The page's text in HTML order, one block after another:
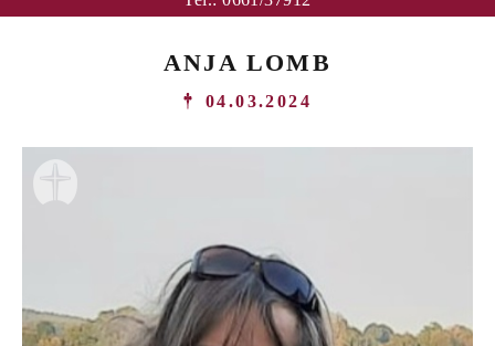
ANJA LOMB
04.03.2024